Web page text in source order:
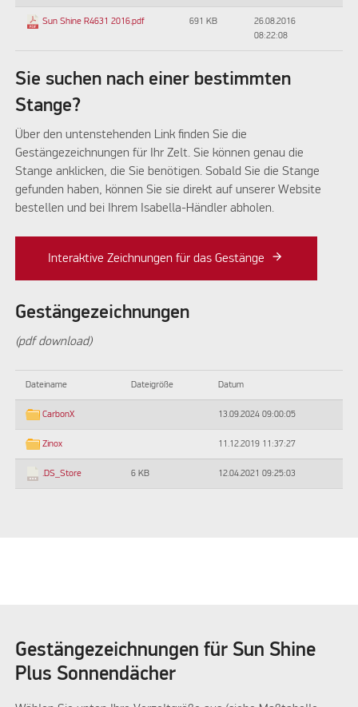
Sun Shine R4631 2016.pdf 691 KB
26.08.2016
08:22:08
Sie suchen nach einer bestimmten
Stange?
Über den untenstehenden Link finden Sie die
Gestängezeichnungen für Ihr Zelt. Sie können genau die
Stange anklicken, die Sie benötigen. Sobald Sie die Stange
gefunden haben, können Sie sie direkt auf unserer Website
bestellen und bei Ihrem Isabella-Händler abholen.
Interaktive Zeichnungen für das Gestänge
Gestängezeichnungen
(pdf download)
Dateiname Dateigröße Datum
CarbonX 13.09.2024 09:00:05
Zinox 11.12.2019 11:37:27
.DS_Store 6 KB 12.04.2021 09:25:03
Gestängezeichnungen für Sun Shine
Plus Sonnendächer